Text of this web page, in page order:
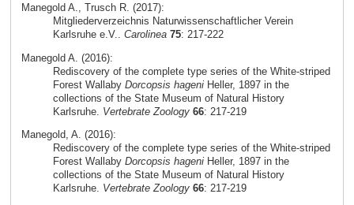
Manegold A., Trusch R. (2017):
Mitgliederverzeichnis Naturwissenschaftlicher Verein
Karlsruhe e.V.. Carolinea 75: 217-222
Manegold A. (2016):
Rediscovery of the complete type series of the White-striped
Forest Wallaby Dorcopsis hageniHeller, 1897 in the
collections of the State Museum of Natural History
Karlsruhe. Vertebrate Zoology 66: 217-219
Manegold, A. (2016):
Rediscovery of the complete type series of the White-striped
Forest Wallaby Dorcopsis hageniHeller, 1897 in the
collections of the State Museum of Natural History
Karlsruhe. Vertebrate Zoology 66: 217-219